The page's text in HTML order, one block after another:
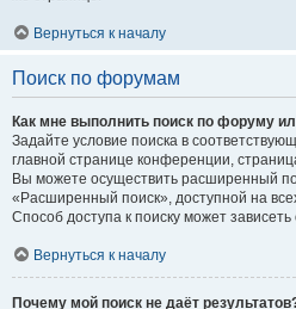
Вернуться к началу
Поиск по форумам
Как мне выполнить поиск по форуму
Задайте условие поиска в
главной странице конференции,
Вы можете осуществить расширенный
«Расширенный поиск», доступной на
Способ доступа к поиску может
Вернуться к началу
Почему мой поиск не даёт